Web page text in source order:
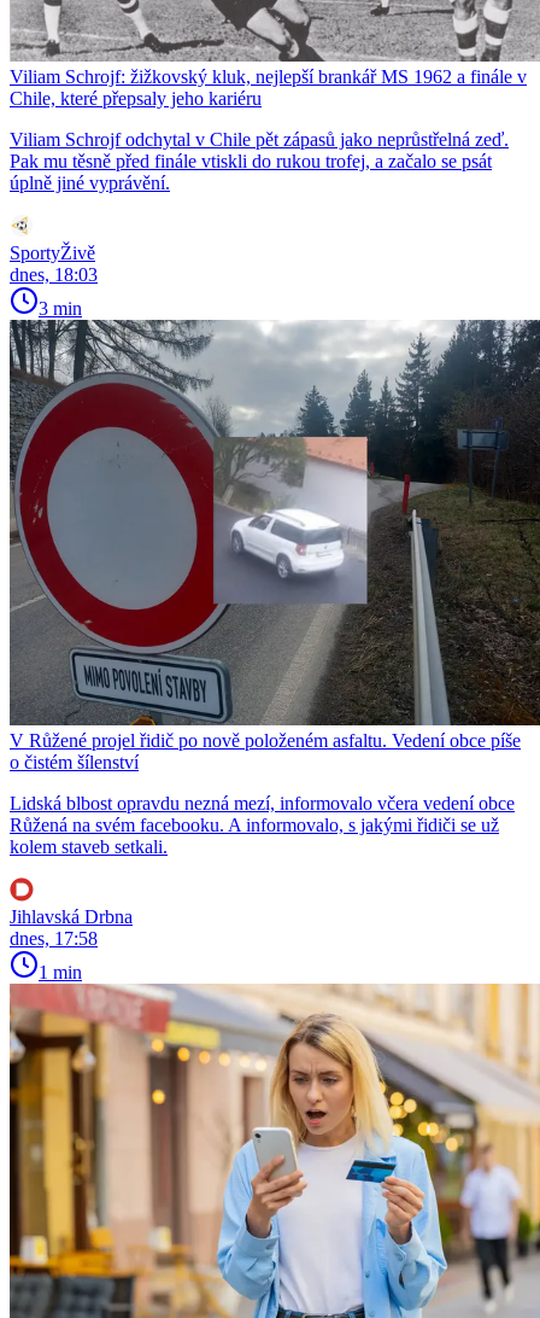
Viliam Schrojf: žižkovský kluk, nejlepší brankář MS 1962 a finále v
Chile, které přepsaly jeho kariéru
Viliam Schrojf odchytal v Chile pět zápasů jako neprůstřelná zeď.
Pak mu těsně před finále vtiskli do rukou trofej, a začalo se psát
úplně jiné vyprávění.
SportyŽivě
dnes, 18:03
3 min
V Růžené projel řidič po nově položeném asfaltu. Vedení obce píše
o čistém šílenství
Lidská blbost opravdu nezná mezí, informovalo včera vedení obce
Růžená na svém facebooku. A informovalo, s jakými řidiči se už
kolem staveb setkali.
Jihlavská Drbna
dnes, 17:58
1 min